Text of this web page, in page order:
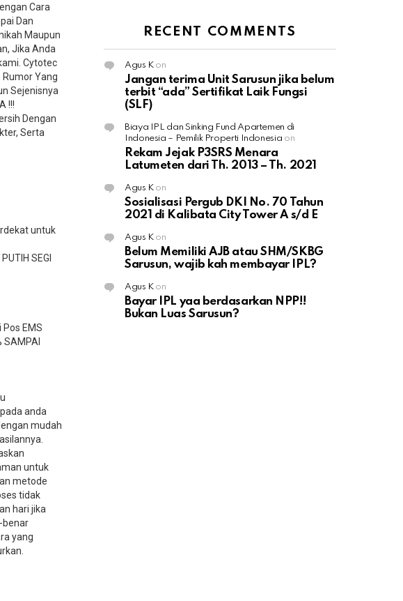
Cara
Dan
Maupun
Jika Anda
Cytotec
Yang
Sejenisnya
!!!
Dengan
Serta
untuk
SEGI
EMS
SAMPAI
anda
mudah
untuk
metode
tidak
hari jika
benar
yang
RECENT COMMENTS
Agus Kon
Jangan terima Unit Sarusun jika belum
terbit “ada” Sertifikat Laik Fungsi
(SLF)
Biaya IPL dan Sinking Fund Apartemen di
Indonesia – Pemilik Properti Indonesia on
Rekam Jejak P3SRS Menara
Latumeten dari Th. 2013 – Th. 2021
Agus Kon
Sosialisasi Pergub DKI No. 70 Tahun
2021 di Kalibata City Tower A s/d E
Agus Kon
Belum Memiliki AJB atau SHM/SKBG
Sarusun, wajib kah membayar IPL?
Agus Kon
Bayar IPL yaa berdasarkan NPP!!
Bukan Luas Sarusun?